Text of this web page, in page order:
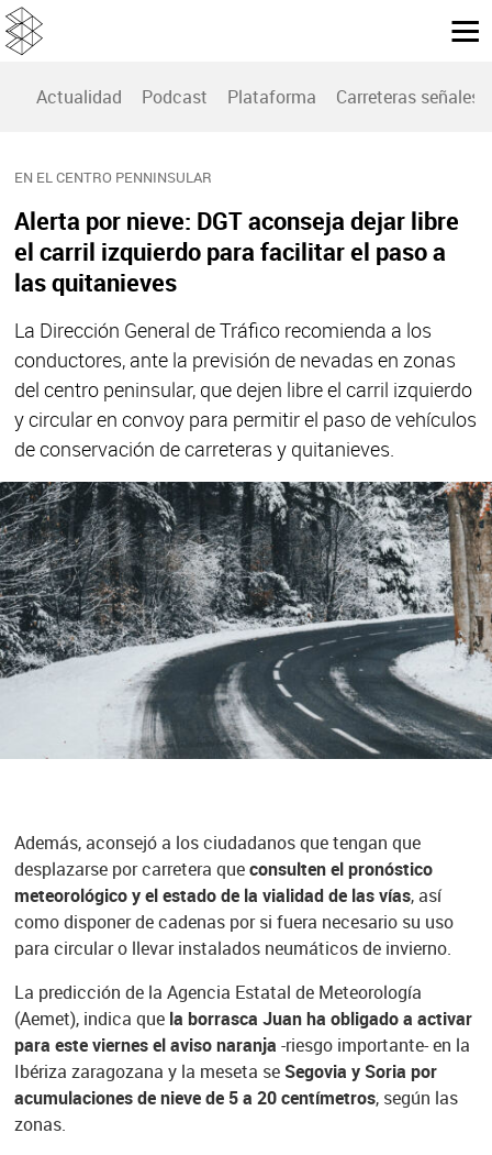
Actualidad Podcast Plataforma Carreteras señales
EN EL CENTRO PENNINSULAR
Alerta por nieve: DGT aconseja dejar libre
el carril izquierdo para facilitar el paso a
las quitanieves
La Dirección General de Tráfico recomienda a los
conductores, ante la previsión de nevadas en zonas
del centro peninsular, que dejen libre el carril izquierdo
y circular en convoy para permitir el paso de vehículos
de conservación de carreteras y quitanieves.
Además, aconsejó a los ciudadanos que tengan que
desplazarse por carretera queconsulten el pronóstico
meteorológico y el estado de la vialidad de las vías, así
como disponer de cadenas por si fuera necesario su uso
para circular o llevar instalados neumáticos de invierno.
La predicción de la Agencia Estatal de Meteorología
(Aemet), indica que la borrasca Juan ha obligado a activar
para este viernes el aviso naranja -riesgo importante- en la
Ibériza zaragozana y la meseta se Segovia y Soria por
acumulaciones de nieve de 5 a 20 centímetros, según las
zonas.